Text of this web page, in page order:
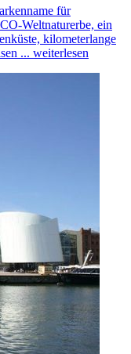
für
Weltnaturerbe, ein
kilometerlange
... weiterlesen